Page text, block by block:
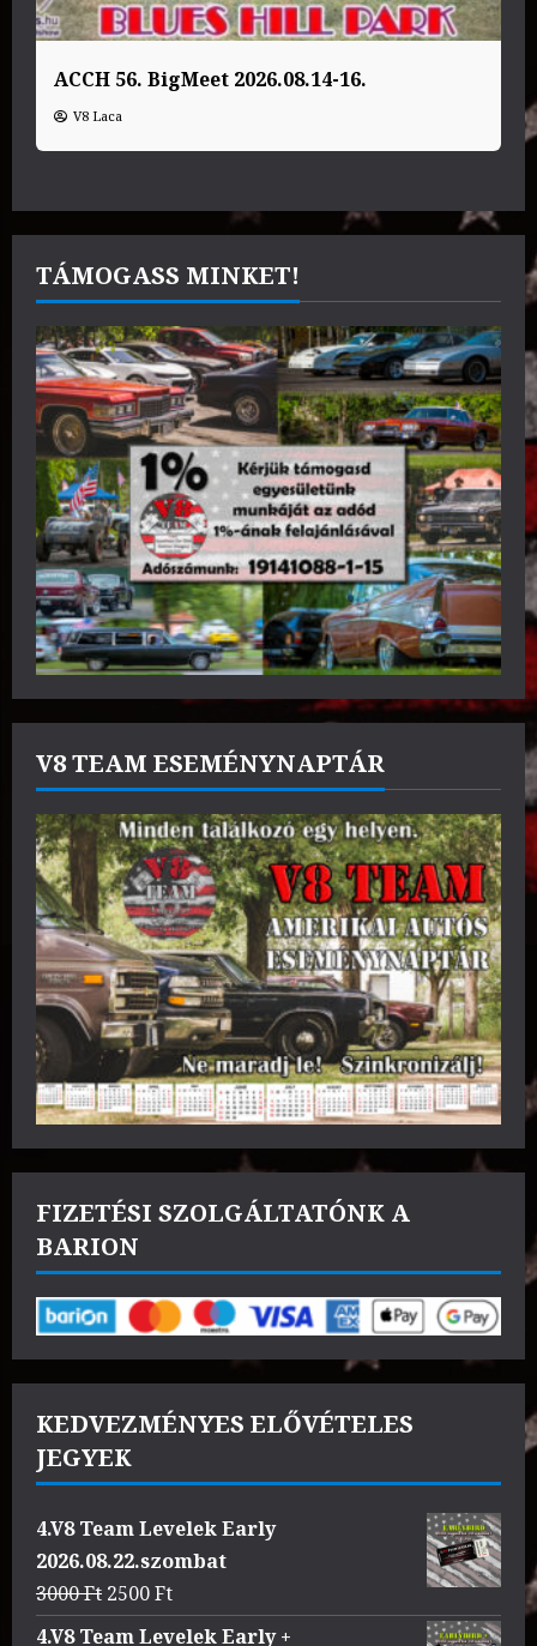
ACCH 56. BigMeet 2026.08.14-16.
V8 Laca
TÁMOGASS MINKET!
V8 TEAM ESEMÉNYNAPTÁR
FIZETÉSI SZOLGÁLTATÓNK A
BARION
KEDVEZMÉNYES ELŐVÉTELES
JEGYEK
4.V8 Team Levelek Early
2026.08.22.szombat
3000Ft Original
price
2500FtCurrent
price
4.V8 Team Levelek Early +